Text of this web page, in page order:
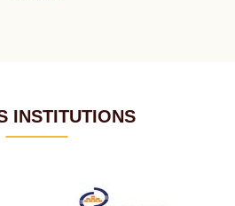
INSTITUTIONS